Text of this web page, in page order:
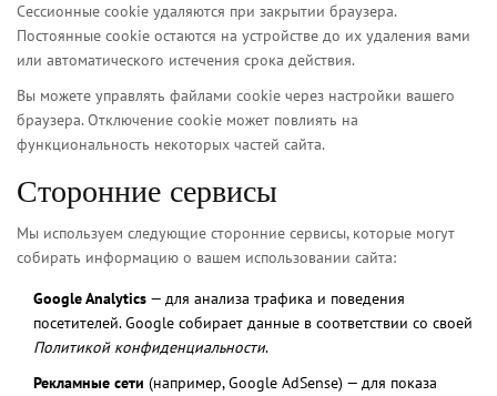
Сессионные cookie удаляются при закрытии браузера.
Постоянные cookie остаются на устройстве до их удаления вами
или автоматического истечения срока действия.
Вы можете управлять файлами cookie через настройки вашего
браузера. Отключение cookie может повлиять на
функциональность некоторых частей сайта.
Сторонние сервисы
Мы используем следующие сторонние сервисы, которые могут
собирать информацию о вашем использовании сайта:
Google Analytics — для анализа трафика и поведения
посетителей. Google собирает данные в соответствии со своей
Политикой конфиденциальности.
Рекламные сети (например, Google AdSense) — для показа